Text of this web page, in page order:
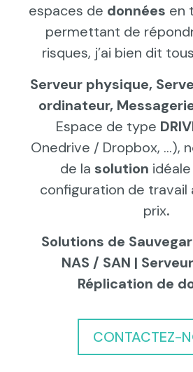
espaces de données en
permettant de
risques, j’ai bien dit
Serveur physique,
ordinateur,
Espace de type
Onedrive / Dropbox, …),
de la solution
configuration de travail
prix.
Solutions de
NAS / SAN |
Réplication de
CONTACTEZ-